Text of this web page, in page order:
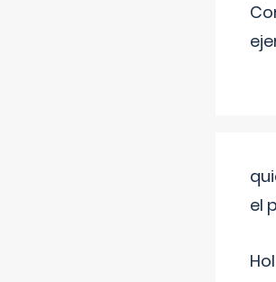
el